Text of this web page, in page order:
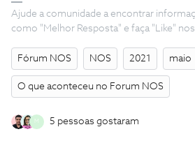
Ajude a comunidade a encontrar
como "Melhor Resposta" e faça "Like"
Fórum NOS NOS 2021 maio
O que aconteceu no Forum NOS
M 5 pessoas gostaram